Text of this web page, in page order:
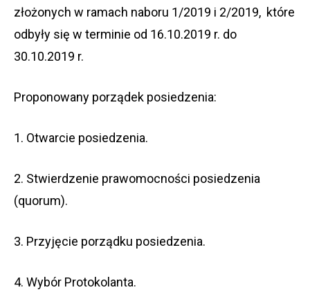
złożonych w ramach naboru 1/2019 i 2/2019, które
odbyły się w terminie od 16.10.2019 r. do
30.10.2019 r.
Proponowany porządek posiedzenia:
1. Otwarcie posiedzenia.
2. Stwierdzenie prawomocności posiedzenia
(quorum).
3. Przyjęcie porządku posiedzenia.
4. Wybór Protokolanta.